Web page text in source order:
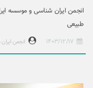
انجمن ایران شناسی و موسسه
طبیعی
انجمن